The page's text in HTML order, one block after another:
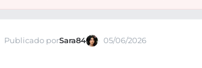
Publicado porSara84 05/06/2026